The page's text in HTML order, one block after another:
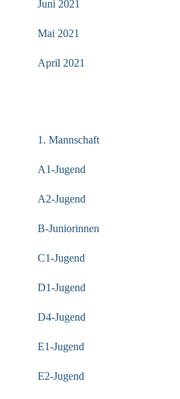
Juni 2021
Mai 2021
April 2021
1. Mannschaft
A1-Jugend
A2-Jugend
B-Juniorinnen
C1-Jugend
D1-Jugend
D4-Jugend
E1-Jugend
E2-Jugend